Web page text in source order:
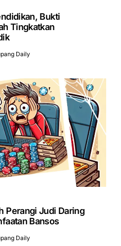
Bukti
Tingkatkan
Daily
Perangi Judi Daring
Bansos
Daily